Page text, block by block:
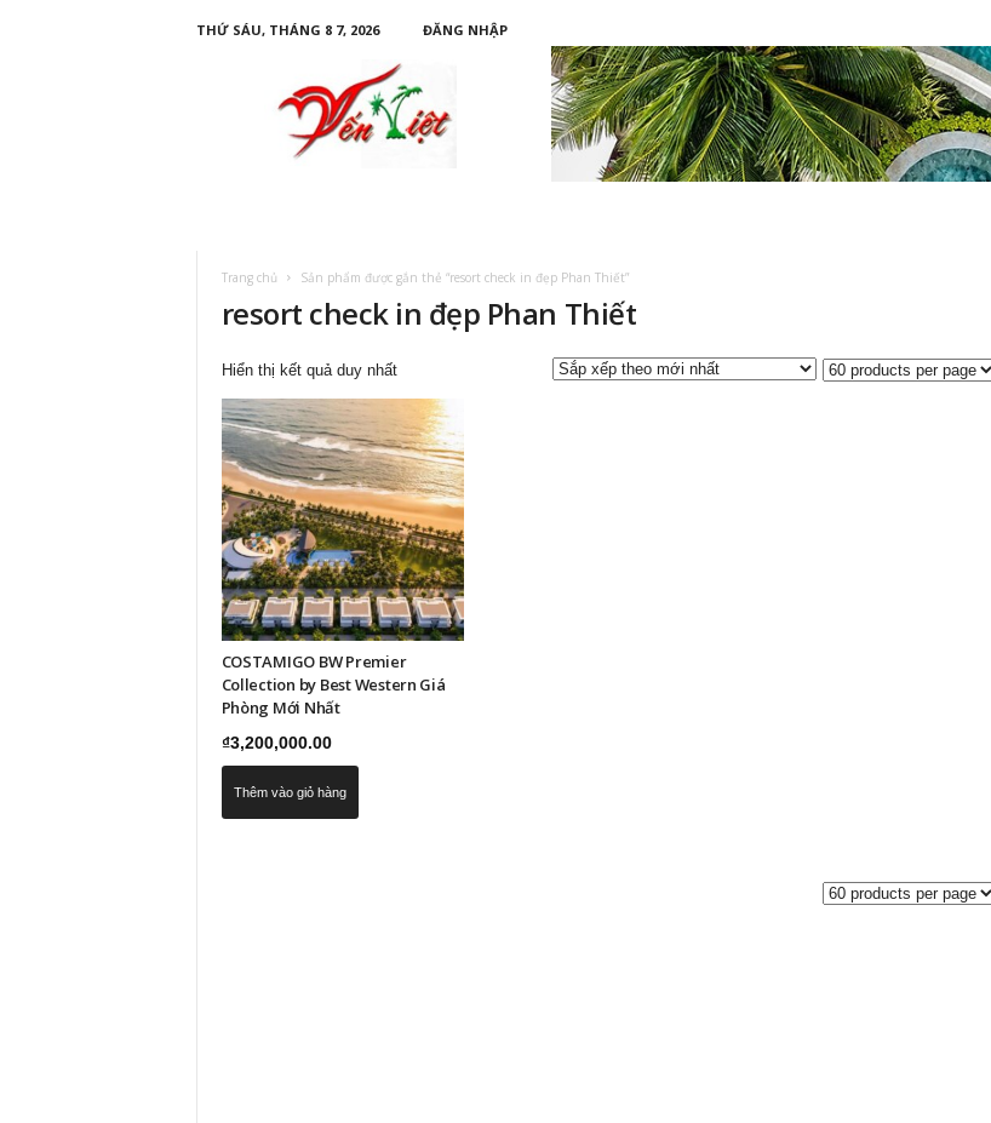
THỨ SÁU, THÁNG 8 7, 2026
ĐĂNG NHẬP
Trang chủ Sản phẩm được gắn thẻ “resort check in đẹp Phan Thiết”
resort check in đẹp Phan Thiết
Hiển thị kết quả duy nhất
COSTAMIGO BW Premier
Collection by Best Western Giá
Phòng Mới Nhất
₫3,200,000.00
Thêm vào giỏ hàng